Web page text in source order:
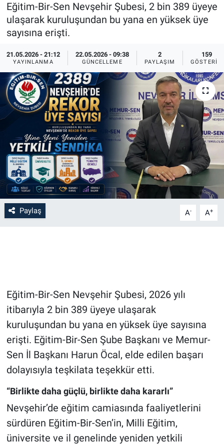
Eğitim-Bir-Sen Nevşehir Şubesi, 2 bin 389 üyeye
ulaşarak kuruluşundan bu yana en yüksek üye
sayısına erişti.
21.05.2026 - 21:12
YAYINLANMA
22.05.2026 - 09:38
GÜNCELLEME
2
PAYLAŞIM
159
GÖSTERIM
Paylaş A- A+
Eğitim-Bir-Sen Nevşehir Şubesi, 2026 yılı
itibarıyla 2 bin 389 üyeye ulaşarak
kuruluşundan bu yana en yüksek üye sayısına
erişti. Eğitim-Bir-Sen Şube Başkanı ve Memur-
Sen İl Başkanı Harun Öcal, elde edilen başarı
dolayısıyla teşkilata teşekkür etti.
“Birlikte daha güçlü, birlikte daha kararlı”
Nevşehir’de eğitim camiasında faaliyetlerini
sürdüren Eğitim-Bir-Sen’in, Milli Eğitim,
üniversite ve il genelinde yeniden yetkili
Sağlık
Asayiş
İlan - Duyuru- Mesaj
Yaşam
Sağlık
Eğitim
Kültür
3.Sayfa
Röportaj
Kayseri
Niğde
Aksaray
Kırşehir
Yerel
İlan - Duyuru- Mesaj